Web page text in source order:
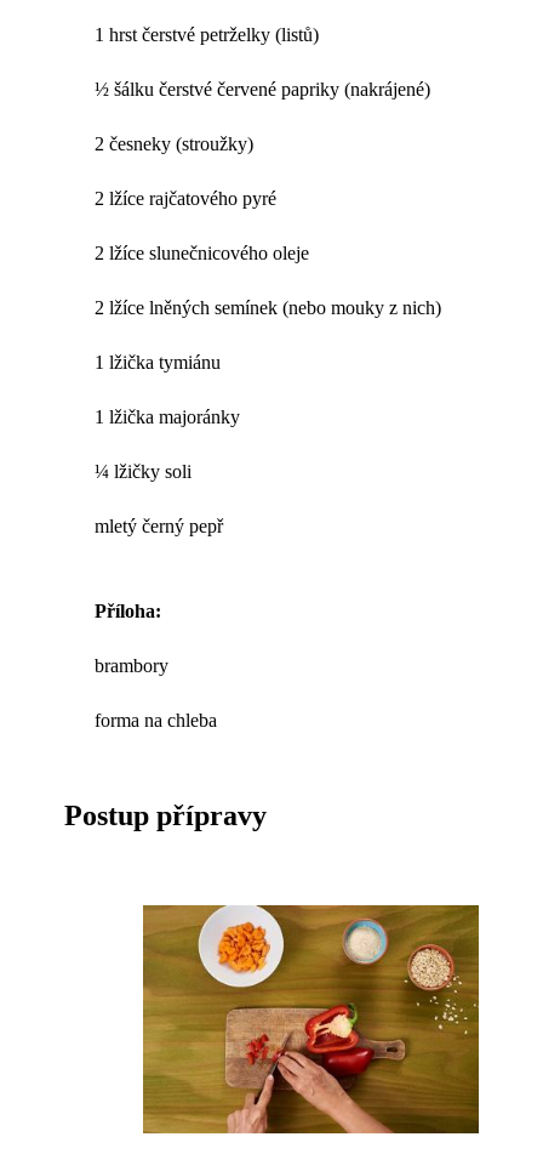
1 hrst čerstvé petrželky (listů)
½ šálku čerstvé červené papriky (nakrájené)
2 česneky (stroužky)
2 lžíce rajčatového pyré
2 lžíce slunečnicového oleje
2 lžíce lněných semínek (nebo mouky z nich)
1 lžička tymiánu
1 lžička majoránky
¼ lžičky soli
mletý černý pepř
Příloha:
brambory
forma na chleba
Postup přípravy